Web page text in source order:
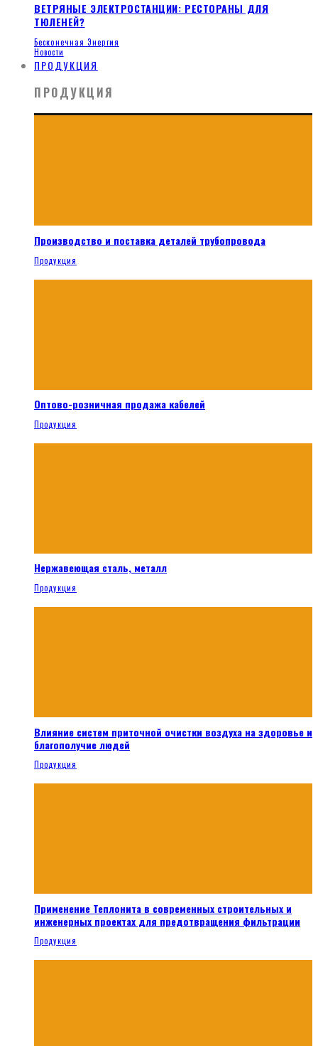
ВЕТРЯНЫЕ ЭЛЕКТРОСТАНЦИИ: РЕСТОРАНЫ ДЛЯ
ТЮЛЕНЕЙ?
Бесконечная Энергия
Новости
ПРОДУКЦИЯ
ПРОДУКЦИЯ
Производство и поставка деталей трубопровода
Продукция
Оптово-розничная продажа кабелей
Продукция
Нержавеющая сталь, металл
Продукция
Влияние систем приточной очистки воздуха на здоровье и
благополучие людей
Продукция
Применение Теплонита в современных строительных и
инженерных проектах для предотвращения фильтрации
Продукция